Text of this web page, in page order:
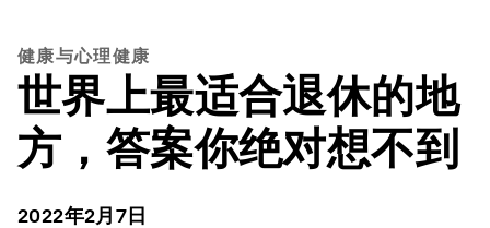
健康与心理健康
世界上最适合退休的地
方，答案你绝对想不到
2022年2月7日